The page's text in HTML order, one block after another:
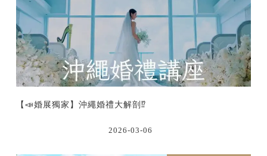
【📣婚展獨家】沖繩婚禮大解剖⁉️
2026-03-06